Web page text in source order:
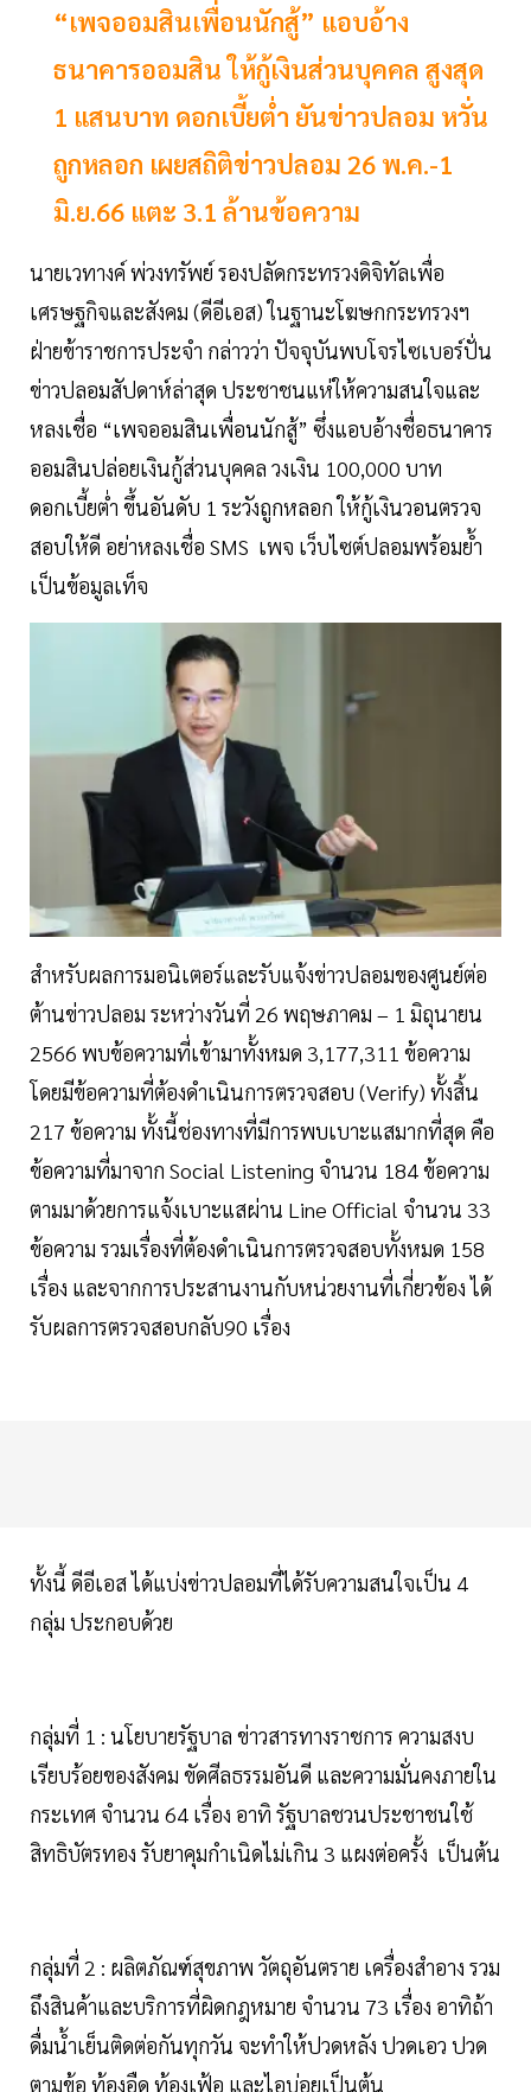
“เพจออมสินเพื่อนนักสู้” แอบอ้าง
ธนาคารออมสิน ให้กู้เงินส่วนบุคคล สูงสุด
1 แสนบาท ดอกเบี้ยต่ำ ยันข่าวปลอม หวั่น
ถูกหลอก เผยสถิติข่าวปลอม 26 พ.ค.-1
มิ.ย.66 แตะ 3.1 ล้านข้อความ
นายเวทางค์ พ่วงทรัพย์ รองปลัดกระทรวงดิจิทัลเพื่อ
เศรษฐกิจและสังคม (ดีอีเอส) ในฐานะโฆษกกระทรวงฯ
ฝ่ายข้าราชการประจำ กล่าวว่า ปัจจุบันพบโจรไซเบอร์ปั่น
ข่าวปลอมสัปดาห์ล่าสุด ประชาชนแห่ให้ความสนใจและ
หลงเชื่อ “เพจออมสินเพื่อนนักสู้” ซึ่งแอบอ้างชื่อธนาคาร
ออมสินปล่อยเงินกู้ส่วนบุคคล วงเงิน 100,000 บาท
ดอกเบี้ยต่ำ ขึ้นอันดับ 1 ระวังถูกหลอก ให้กู้เงินวอนตรวจ
สอบให้ดี อย่าหลงเชื่อ SMS เพจ เว็บไซต์ปลอมพร้อมย้ำ
เป็นข้อมูลเท็จ
สำหรับผลการมอนิเตอร์และรับแจ้งข่าวปลอมของศูนย์ต่อ
ต้านข่าวปลอม ระหว่างวันที่ 26 พฤษภาคม – 1 มิถุนายน
2566 พบข้อความที่เข้ามาทั้งหมด 3,177,311 ข้อความ
โดยมีข้อความที่ต้องดำเนินการตรวจสอบ (Verify) ทั้งสิ้น
217 ข้อความ ทั้งนี้ช่องทางที่มีการพบเบาะแสมากที่สุด คือ
ข้อความที่มาจาก Social Listening จำนวน 184 ข้อความ
ตามมาด้วยการแจ้งเบาะแสผ่าน Line Official จำนวน 33
ข้อความ รวมเรื่องที่ต้องดำเนินการตรวจสอบทั้งหมด 158
เรื่อง และจากการประสานงานกับหน่วยงานที่เกี่ยวข้อง ได้
รับผลการตรวจสอบกลับ90 เรื่อง
ทั้งนี้ ดีอีเอส ได้แบ่งข่าวปลอมที่ได้รับความสนใจเป็น 4
กลุ่ม ประกอบด้วย
กลุ่มที่ 1 : นโยบายรัฐบาล ข่าวสารทางราชการ ความสงบ
เรียบร้อยของสังคม ขัดศีลธรรมอันดี และความมั่นคงภายใน
กระเทศ จำนวน 64 เรื่อง อาทิ รัฐบาลชวนประชาชนใช้
สิทธิบัตรทอง รับยาคุมกำเนิดไม่เกิน 3 แผงต่อครั้ง เป็นต้น
กลุ่มที่ 2 : ผลิตภัณฑ์สุขภาพ วัตถุอันตราย เครื่องสำอาง รวม
ถึงสินค้าและบริการที่ผิดกฎหมาย จำนวน 73 เรื่อง อาทิถ้า
ดื่มน้ำเย็นติดต่อกันทุกวัน จะทำให้ปวดหลัง ปวดเอว ปวด
ตามข้อ ท้องอืด ท้องเฟ้อ และไอบ่อยเป็นต้น